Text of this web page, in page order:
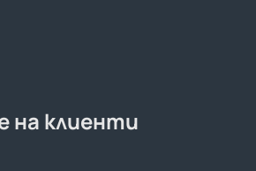
на клиенти